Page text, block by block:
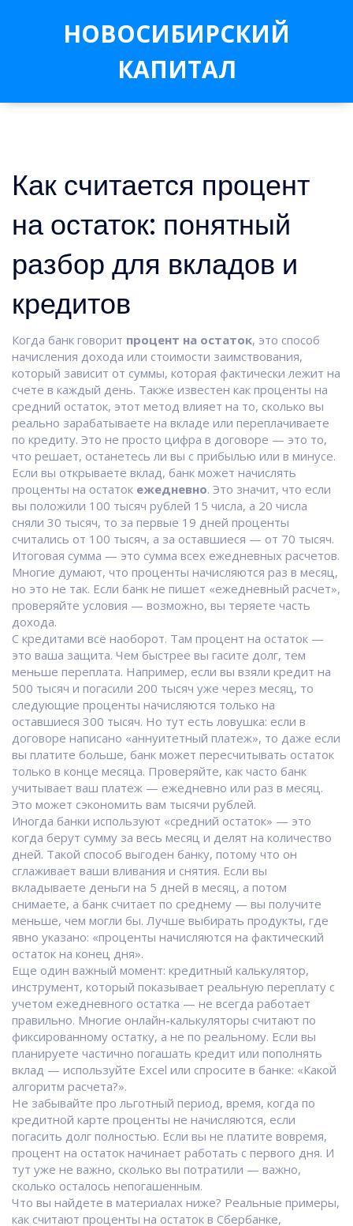
НОВОСИБИРСКИЙ
КАПИТАЛ
Как считается процент
на остаток: понятный
разбор для вкладов и
кредитов
Когда банк говорит процент на остаток, это способ
начисления дохода или стоимости заимствования,
который зависит от суммы, которая фактически лежит на
счете в каждый день. Также известен как проценты на
средний остаток, этот метод влияет на то, сколько вы
реально зарабатываете на вкладе или переплачиваете
по кредиту. Это не просто цифра в договоре — это то,
что решает, останетесь ли вы с прибылью или в минусе.
Если вы открываете вклад, банк может начислять
проценты на остаток ежедневно. Это значит, что если
вы положили 100 тысяч рублей 15 числа, а 20 числа
сняли 30 тысяч, то за первые 19 дней проценты
считались от 100 тысяч, а за оставшиеся — от 70 тысяч.
Итоговая сумма — это сумма всех ежедневных расчетов.
Многие думают, что проценты начисляются раз в месяц,
но это не так. Если банк не пишет «ежедневный расчет»,
проверяйте условия — возможно, вы теряете часть
дохода.
С кредитами всё наоборот. Там процент на остаток —
это ваша защита. Чем быстрее вы гасите долг, тем
меньше переплата. Например, если вы взяли кредит на
500 тысяч и погасили 200 тысяч уже через месяц, то
следующие проценты начисляются только на
оставшиеся 300 тысяч. Но тут есть ловушка: если в
договоре написано «аннуитетный платеж», то даже если
вы платите больше, банк может пересчитывать остаток
только в конце месяца. Проверяйте, как часто банк
учитывает ваш платеж — ежедневно или раз в месяц.
Это может сэкономить вам тысячи рублей.
Иногда банки используют «средний остаток» — это
когда берут сумму за весь месяц и делят на количество
дней. Такой способ выгоден банку, потому что он
сглаживает ваши вливания и снятия. Если вы
вкладываете деньги на 5 дней в месяц, а потом
снимаете, а банк считает по среднему — вы получите
меньше, чем могли бы. Лучше выбирать продукты, где
явно указано: «проценты начисляются на фактический
остаток на конец дня».
Еще один важный момент: кредитный калькулятор,
инструмент, который показывает реальную переплату с
учетом ежедневного остатка — не всегда работает
правильно. Многие онлайн-калькуляторы считают по
фиксированному остатку, а не по реальному. Если вы
планируете частично погашать кредит или пополнять
вклад — используйте Excel или спросите в банке: «Какой
алгоритм расчета?».
Не забывайте про льготный период, время, когда по
кредитной карте проценты не начисляются, если
погасить долг полностью. Если вы не платите вовремя,
процент на остаток начинает работать с первого дня. И
тут уже не важно, сколько вы потратили — важно,
сколько осталось непогашенным.
Что вы найдете в материалах ниже? Реальные примеры,
как считают проценты на остаток в Сбербанке,